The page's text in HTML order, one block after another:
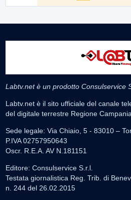
Labtv.net è un prodotto Consulservice
Labtv.net è il sito ufficiale del canale
del digitale terrestre Regione Campania
Sede legale: Via Chiaio, 5 - 83010 –
P.IVA 02757950643
Oscr. R.E.A. AV N.181151
Editore: Consulservice S.r.l.
Testata giornalistica Reg. Trib. di
n. 244 del 26.02.2015